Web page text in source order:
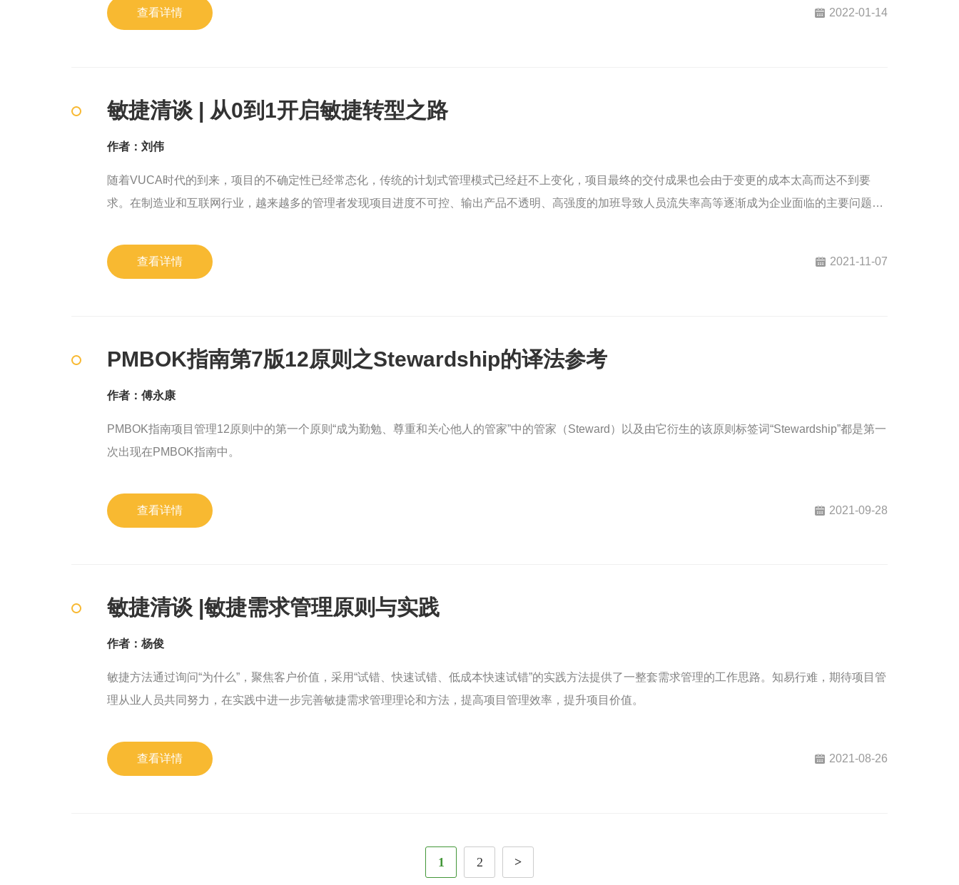
查看详情 2022-01-14
敏捷清谈 | 从0到1开启敏捷转型之路
作者：刘伟
随着VUCA时代的到来，项目的不确定性已经常态化，传统的计划式管理模式已经赶不上变化，项目最终的交付成果也会由于变更的成本太高而达不到要
求。在制造业和互联网行业，越来越多的管理者发现项目进度不可控、输出产品不透明、高强度的加班导致人员流失率高等逐渐成为企业面临的主要问题。
低企业管理成本的同时，也能帮助企业快速响应市场变化，这是当前越来越多的企业迫切期望敏捷转型的主要目的。
查看详情
2021-11-07
PMBOK指南第7版12原则之Stewardship的译法参考
作者：傅永康
PMBOK指南项目管理12原则中的第一个原则“成为勤勉、尊重和关心他人的管家”中的管家（Steward）以及由它衍生的该原则标签词“Stewardship”都是第一
次出现在PMBOK指南中。
查看详情 2021-09-28
敏捷清谈 |敏捷需求管理原则与实践
作者：杨俊
敏捷方法通过询问“为什么”，聚焦客户价值，采用“试错、快速试错、低成本快速试错”的实践方法提供了一整套需求管理的工作思路。知易行难，期待项目管
理从业人员共同努力，在实践中进一步完善敏捷需求管理理论和方法，提高项目管理效率，提升项目价值。
查看详情 2021-08-26
1 2 >